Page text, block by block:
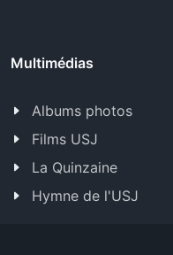
Multimédias
Albums photos
Films USJ
La Quinzaine
Hymne de l'USJ